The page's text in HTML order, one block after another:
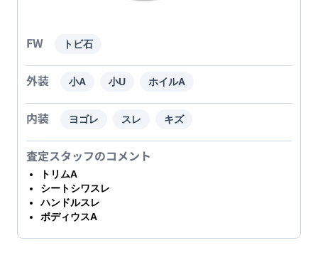
FW トビ石
外装 小A 小U ホイルA
内装 ヨゴレ スレ キズ
査定スタッフのコメント
トリムA
シートシワスレ
ハンドルスレ
ボディウスA